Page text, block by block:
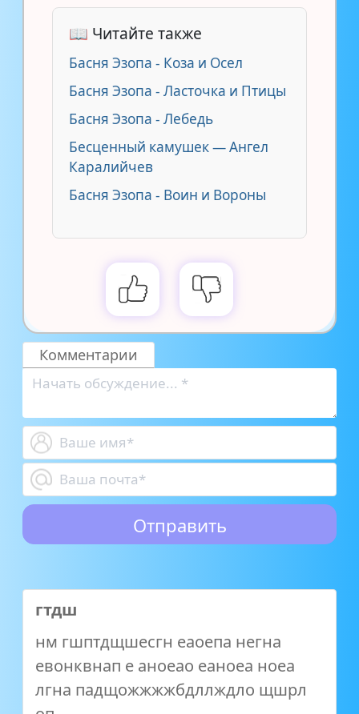
📖 Читайте также
Басня Эзопа - Коза и Осел
Басня Эзопа - Ласточка и Птицы
Басня Эзопа - Лебедь
Бесценный камушек — Ангел
Каралийчев
Басня Эзопа - Воин и Вороны
Комментарии
гтдш
нм гшптдщшесгн еаоепа негна
евонквнап е аноеао еаноеа ноеа
лгна падщожжжжбдллждло щшрл